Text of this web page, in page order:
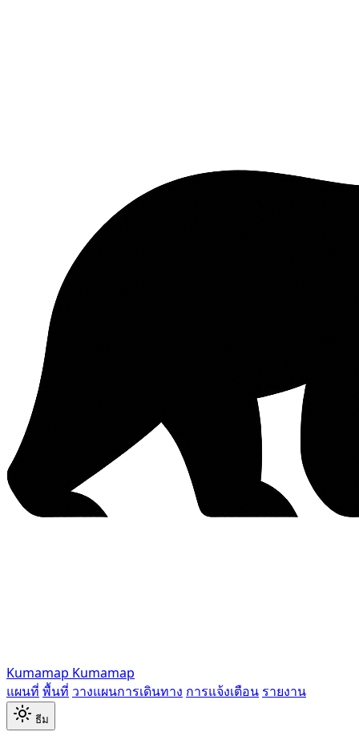
Kumamap Kumamap
แผนที่ พื้นที่ วางแผนการเดินทาง การแจ้งเตือน รายงาน
ธีม